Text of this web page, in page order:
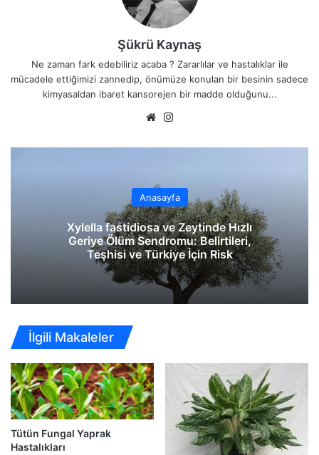
Şükrü Kaynaş
Ne zaman fark edebiliriz acaba ? Zararlılar ve hastalıklar ile
mücadele ettiğimizi zannedip, önümüze konulan bir besinin sadece
kimyasaldan ibaret kansorejen bir madde olduğunu...
We
sit ra
Anasayfa
Xylella fastidiosa ve Zeytinde Hızlı
Geriye Ölüm Sendromu: Belirtileri,
Teşhisi ve Türkiye İçin Risk
İlgili Makaleler
Tütün Fungal Yaprak
Hastalıkları